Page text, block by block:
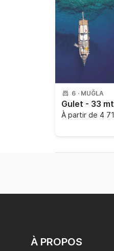
6 · MUĞLA
À partir de 4
À PROPOS